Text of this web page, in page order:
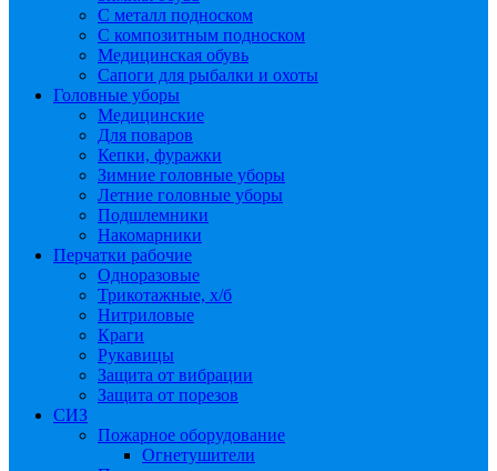
С металл подноском
С композитным подноском
Медицинская обувь
Сапоги для рыбалки и охоты
Головные уборы
Медицинские
Для поваров
Кепки, фуражки
Зимние головные уборы
Летние головные уборы
Подшлемники
Накомарники
Перчатки рабочие
Одноразовые
Трикотажные, х/б
Нитриловые
Краги
Рукавицы
Защита от вибрации
Защита от порезов
СИЗ
Пожарное оборудование
Огнетушители